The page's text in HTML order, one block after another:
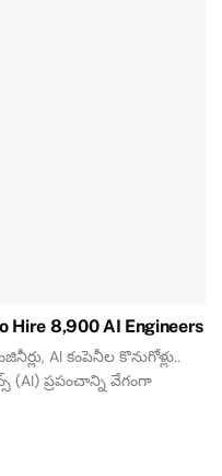
Hire 8,900 AI Engineers
AI కంపెనీల కొనుగోళ్లు..
(AI) ప్రపంచాన్ని వేగంగా